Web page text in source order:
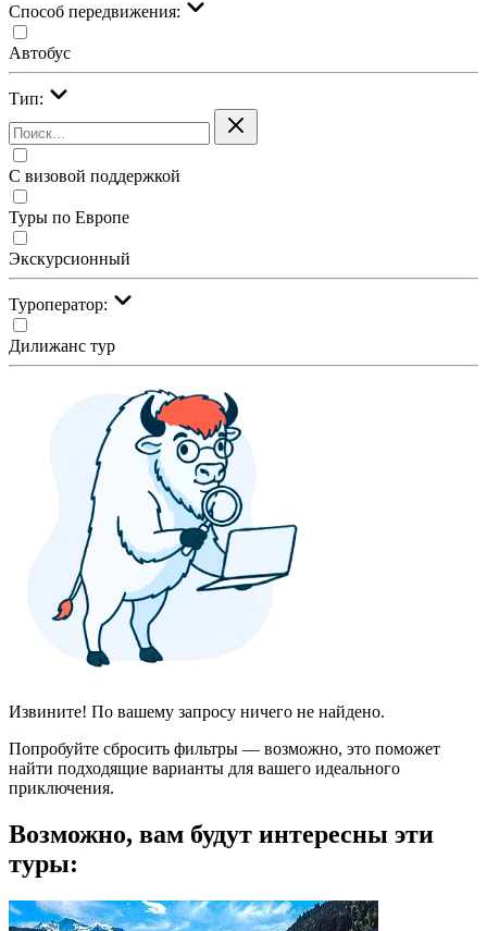
Cпособ передвижения:
Автобус
Тип:
С визовой поддержкой
Туры по Европе
Экскурсионный
Туроператор:
Дилижанс тур
Извините! По вашему запросу ничего не найдено.
Попробуйте сбросить фильтры — возможно, это поможет
найти подходящие варианты для вашего идеального
приключения.
Возможно, вам будут интересны эти
туры: